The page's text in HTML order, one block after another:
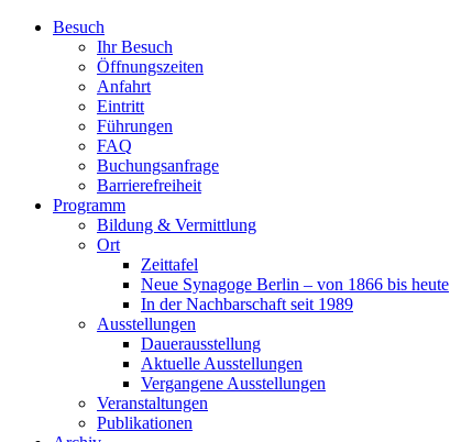
Zum
Besuch
Ihr Besuch
Öffnungszeiten
Anfahrt
Eintritt
Führungen
FAQ
Buchungsanfrage
Barrierefreiheit
Programm
Bildung & Vermittlung
Ort
Zeittafel
Neue Synagoge Berlin – von 1866 bis heute
In der Nachbarschaft seit 1989
Ausstellungen
Dauerausstellung
Aktuelle Ausstellungen
Vergangene Ausstellungen
Veranstaltungen
Publikationen